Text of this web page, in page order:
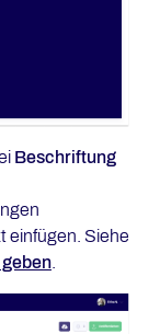
Beschriftung
einfügen. Siehe
.